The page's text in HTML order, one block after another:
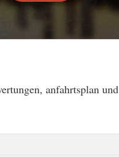
anfahrtsplan und